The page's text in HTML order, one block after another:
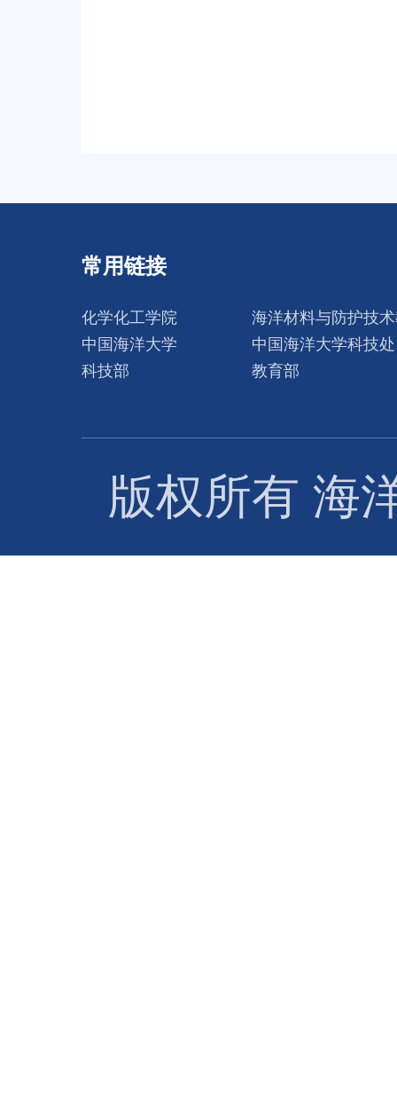
常用链接
化学化工学院
海洋材料与防护技
中国海洋大学
中国海洋大学科技处
科技部
教育部
版权所有 海